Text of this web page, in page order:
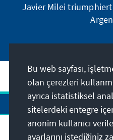
Javier Milei
Adres
Bu web sayfası,
olan çerezleri
ayrıca istatistiksel
sitelerdeki entegre
anonim kullanıcı
ayarlarını istediğiniz